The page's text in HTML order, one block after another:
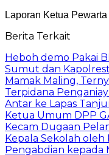
Laporan Ketua
Berita Terkait
Heboh demo Pakai
Sumut dan
Mamak Maling,
Terpidana
Antar ke Lapas
Ketua Umum DPP
Kecam Dugaan
Kepala Sekolah oleh
Pengabdian kepada